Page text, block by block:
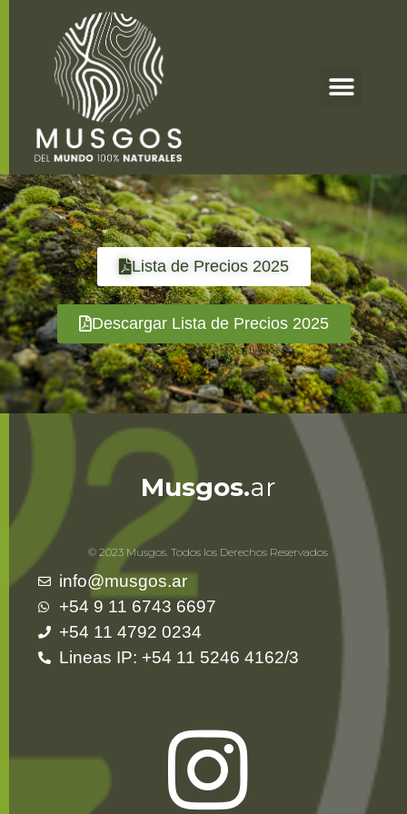
Lista de Precios 2025
Descargar Lista de Precios 2025
Musgos.ar
© 2023 Musgos. Todos los Derechos Reservados
info@musgos.ar
+54 9 11 6743 6697
+54 11 4792 0234
Lineas IP: +54 11 5246 4162/3